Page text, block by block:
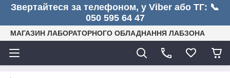
Звертайтеся за телефоном, у Viber або ТГ: 📞
050 595 64 47
МАГАЗИН ЛАБОРАТОРНОГО ОБЛАДНАННЯ ЛАБЗОНА